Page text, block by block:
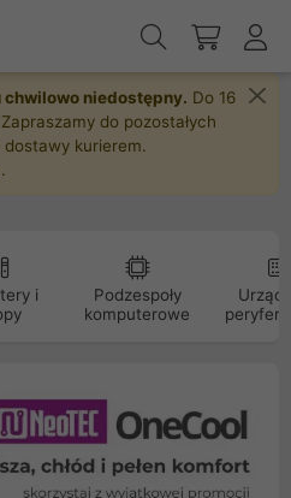
niedostępny. Do 16
do pozostałych
kurierem.
i
Podzespoły
komputerowe